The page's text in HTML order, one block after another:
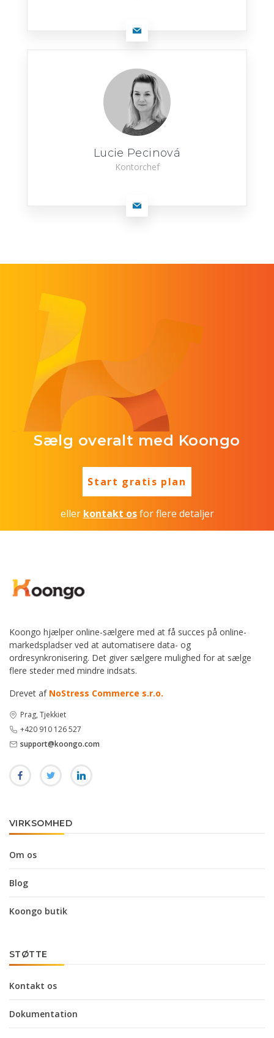
Lucie Pecinová
Kontorchef
Sælg overalt med Koongo
Start gratis plan
eller kontakt osfor flere detaljer
Koongo hjælper online-sælgere med at få succes på online-
markedspladser ved at automatisere data- og
ordresynkronisering. Det giver sælgere mulighed for at sælge
flere steder med mindre indsats.
Drevet af NoStress Commerce s.r.o.
Prag, Tjekkiet
+420 910 126 527
support@koongo.com
VIRKSOMHED
Om os
Blog
Koongo butik
STØTTE
Kontakt os
Dokumentation